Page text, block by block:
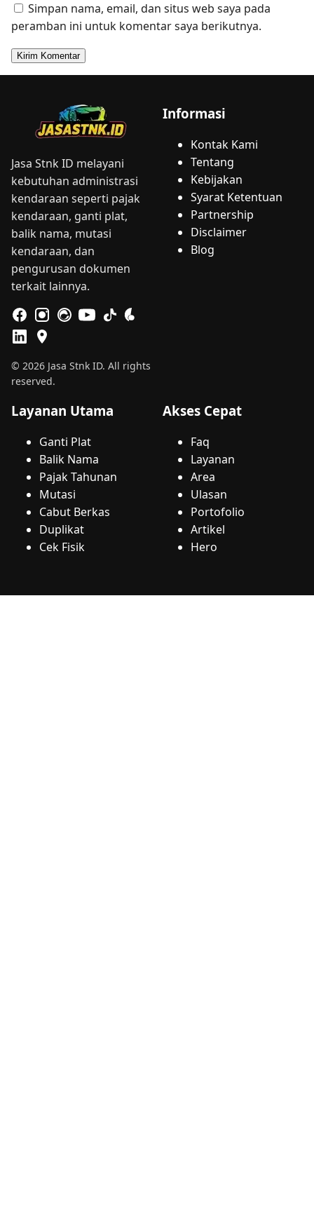
Simpan nama, email, dan situs web saya pada
peramban ini untuk komentar saya berikutnya.
Jasa Stnk ID melayani
kebutuhan administrasi
kendaraan seperti pajak
kendaraan, ganti plat,
balik nama, mutasi
kendaraan, dan
pengurusan dokumen
terkait lainnya.
© 2026 Jasa Stnk ID. All rights
reserved.
Informasi
Kontak Kami
Tentang
Kebijakan
Syarat Ketentuan
Partnership
Disclaimer
Blog
Layanan Utama
Ganti Plat
Balik Nama
Pajak Tahunan
Mutasi
Cabut Berkas
Duplikat
Cek Fisik
Akses Cepat
Faq
Layanan
Area
Ulasan
Portofolio
Artikel
Hero